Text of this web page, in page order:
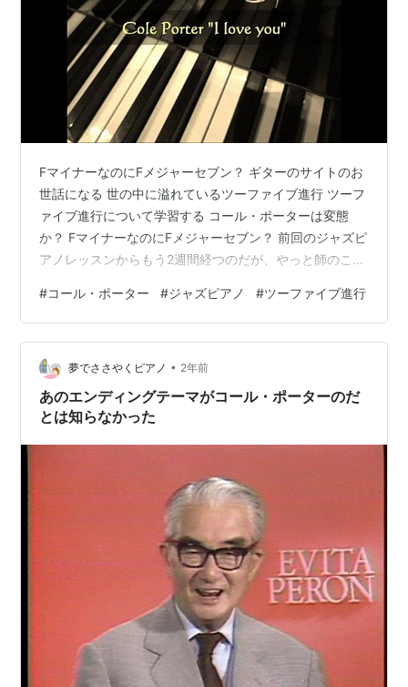
FマイナーなのにFメジャーセブン？ ギターのサイトのお
世話になる 世の中に溢れているツーファイブ進行 ツーフ
ァイブ進行について学習する コール・ポーターは変態
か？ FマイナーなのにFメジャーセブン？ 前回のジャズピ
アノレッスンからもう2週間経つのだが、やっと師のこと
と思う。 現在、やっている曲のひとつがコール・ポータ
ーの「I love you」。 コール・ポーターがミュージカルの
ために、1944年に書いた曲であり、多くのジャズメン、
ポピュラー歌手がレコーディングしている。 私はこれを
♩=170 のミディアム～アップテンポで弾いているのだ
が、師は…
#コール・ポーター #ジャズピアノ #ツーファイブ進行
夢でささやくピアノ • 2年前
あのエンディングテーマがコール・ポーターのだ
とは知らなかった